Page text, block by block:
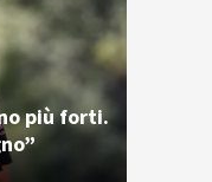
più forti.